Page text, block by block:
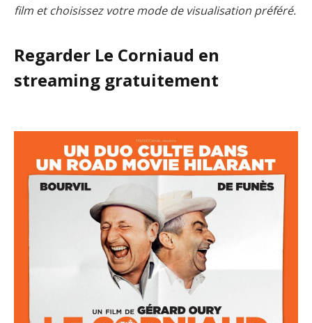
film et choisissez votre mode de visualisation préféré.
Regarder Le Corniaud en
streaming gratuitement